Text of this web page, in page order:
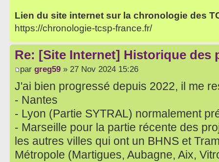
Lien du site internet sur la chronologie des
https://chronologie-tcsp-france.fr/
Re: [Site Internet] Historique des
par greg59 » 27 Nov 2024 15:26
J'ai bien progressé depuis 2022, il me
- Nantes
- Lyon (Partie SYTRAL) normalement
- Marseille pour la partie récente des
les autres villes qui ont un BHNS et
Métropole (Martigues, Aubagne, Aix,